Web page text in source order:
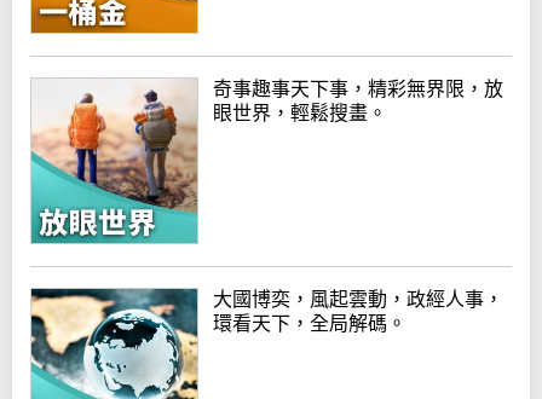
奇事趣事天下事，精彩無界限，放
眼世界，輕鬆搜畫。
大國博奕，風起雲動，政經人事，
環看天下，全局解碼。